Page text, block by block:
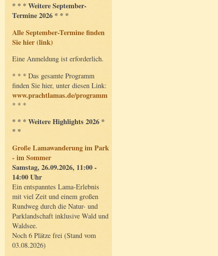
* * * Weitere September-
Termine 2026 * * *
Alle September-Termine finden
Sie hier (link)
Eine Anmeldung ist erforderlich.
* * * Das gesamte Programm
finden Sie hier, unter diesen Link:
www.prachtlamas.de/programm
* * *
* * * Weitere Highlights 2026 *
* *
Große Lamawanderung im Park
- im Sommer
Samstag, 26.09.2026, 11:00 -
14:00 Uhr
Ein entspanntes Lama-Erlebnis
mit viel Zeit und einem großen
Rundweg durch die Natur- und
Parklandschaft inklusive Wald und
Waldsee.
Noch 6 Plätze frei (Stand vom
03.08.2026)